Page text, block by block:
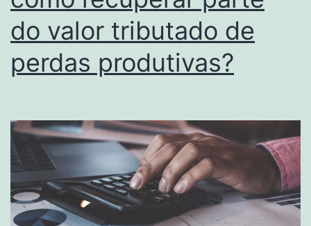
do valor tributado de
perdas produtivas?